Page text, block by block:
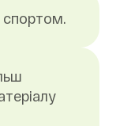
спортом.